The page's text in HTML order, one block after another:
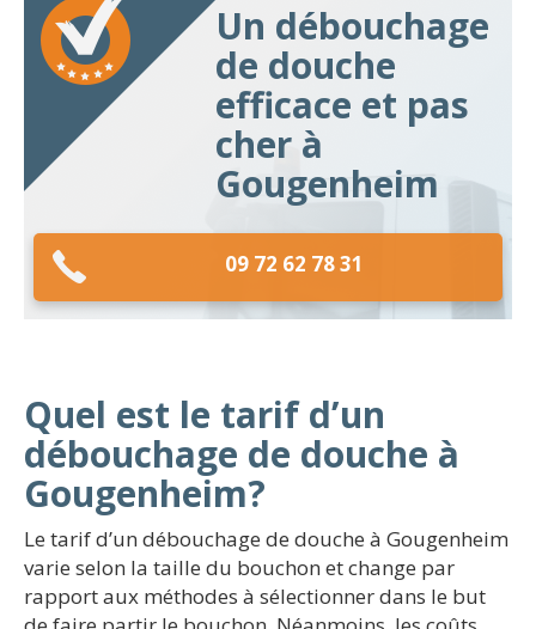
Un débouchage
de douche
efficace et pas
cher à
Gougenheim
09 72 62 78 31
Quel est le tarif d’un
débouchage de douche à
Gougenheim?
Le tarif d’un débouchage de douche à Gougenheim
varie selon la taille du bouchon et change par
rapport aux méthodes à sélectionner dans le but